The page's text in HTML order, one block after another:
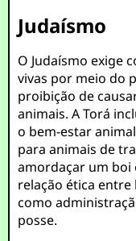
Judaísmo
O Judaísmo exige
vivas por meio do
proibição de
animais. A Torá
o bem-estar
para animais de
amordaçar um boi
relação ética
como
posse.